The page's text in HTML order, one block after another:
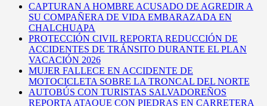
CAPTURAN A HOMBRE ACUSADO DE AGREDIR A
SU COMPAÑERA DE VIDA EMBARAZADA EN
CHALCHUAPA
PROTECCIÓN CIVIL REPORTA REDUCCIÓN DE
ACCIDENTES DE TRÁNSITO DURANTE EL PLAN
VACACIÓN 2026
MUJER FALLECE EN ACCIDENTE DE
MOTOCICLETA SOBRE LA TRONCAL DEL NORTE
AUTOBÚS CON TURISTAS SALVADOREÑOS
REPORTA ATAQUE CON PIEDRAS EN CARRETERA